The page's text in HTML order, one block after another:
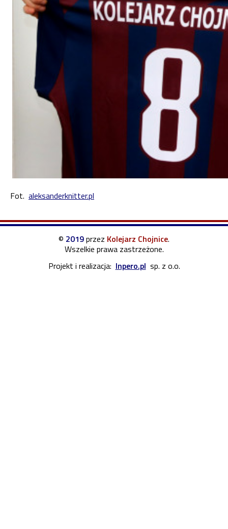
Fot. aleksanderknitter.pl
© 2019przez Kolejarz Chojnice.
Wszelkie prawa zastrzeżone.
Projekt i realizacja: Inpero.pl sp. z o.o.